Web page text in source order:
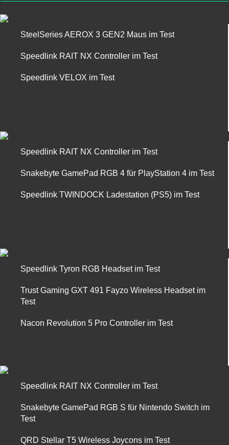
SteelSeries AEROX 3 GEN2 Maus im Test
Speedlink RAIT NX Controller im Test
Speedlink VELOX im Test
Speedlink RAIT NX Controller im Test
Snakebyte GamePad RGB 4 für PlayStation 4 im Test
Speedlink TWINDOCK Ladestation (PS5) im Test
Speedlink Tyron RGB Headset im Test
Trust Gaming GXT 491 Fayzo Wireless Headset im
Test
Nacon Revolution 5 Pro Controller im Test
Speedlink RAIT NX Controller im Test
Snakebyte GamePad RGB S für Nintendo Switch im
Test
QRD Stellar T5 Wireless Joycons im Test